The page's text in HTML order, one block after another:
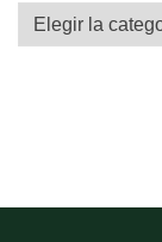
Categorías